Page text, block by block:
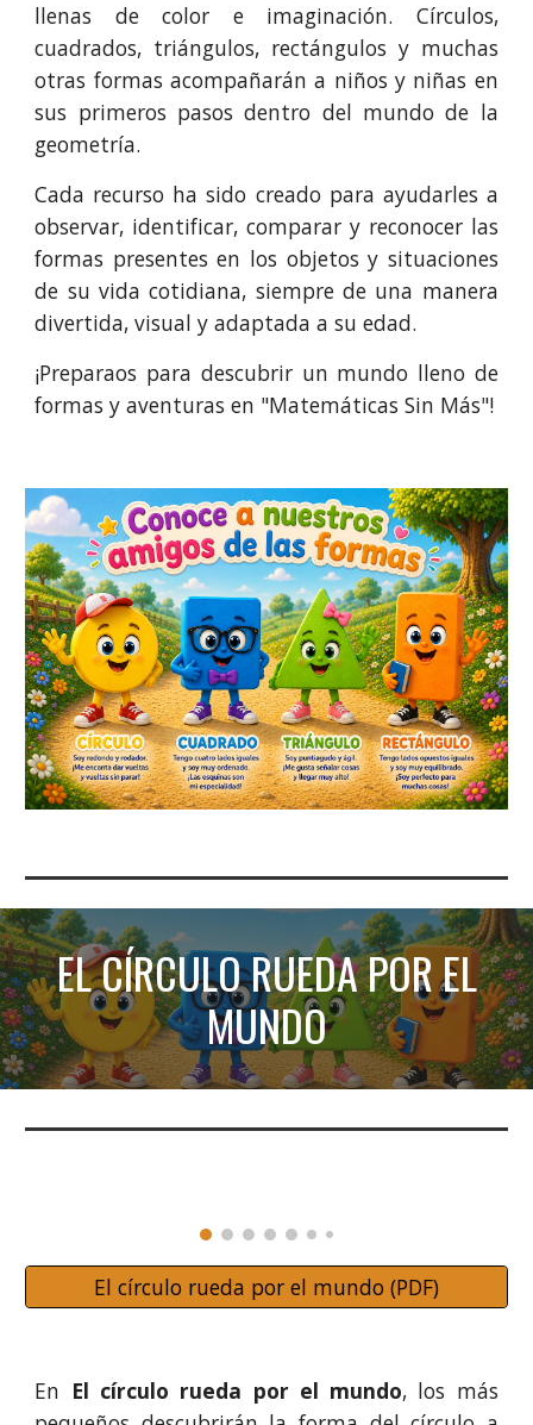
llenas de color e imaginación. Círculos,
cuadrados, triángulos, rectángulos y muchas
otras formas acompañarán a niños y niñas en
sus primeros pasos dentro del mundo de la
geometría.
Cada recurso ha sido creado para ayudarles a
observar, identificar, comparar y reconocer las
formas presentes en los objetos y situaciones
de su vida cotidiana, siempre de una manera
divertida, visual y adaptada a su edad.
¡Preparaos para descubrir un mundo lleno de
formas y aventuras en "Matemáticas Sin Más"!
EL CÍRCULO RUEDA POR EL
MUNDO
El círculo rueda por el mundo (PDF)
En El círculo rueda por el mundo, los más